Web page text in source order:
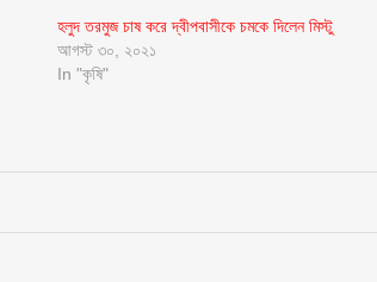
হলুদ তরমুজ চাষ করে দ্বীপবাসীকে চমকে দিলেন মিস্টু
আগস্ট ৩০, ২০২১
In "কৃষি"